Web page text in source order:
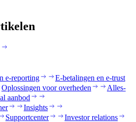
e-reporting
E-betalingen en e-trust
Oplossingen voor overheden
Alles-
aanbod
Insights
Supportcenter
Investor relations